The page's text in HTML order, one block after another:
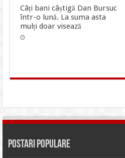
Câți bani câștigă Dan Bursuc
într-o lună. La suma asta
mulți doar visează
Postari Populare